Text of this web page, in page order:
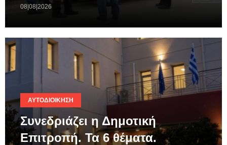
08|08|2026
ΑΥΤΟΔΙΟΊΚΗΣΗ
Συνεδριάζει η Δημοτική
Επιτροπή. Τα 6 θέματα.